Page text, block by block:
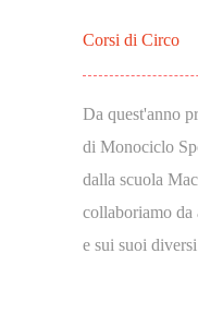
Corsi di Circo
Da quest'anno
di Monociclo
dalla scuola
collaboriamo da
e sui suoi